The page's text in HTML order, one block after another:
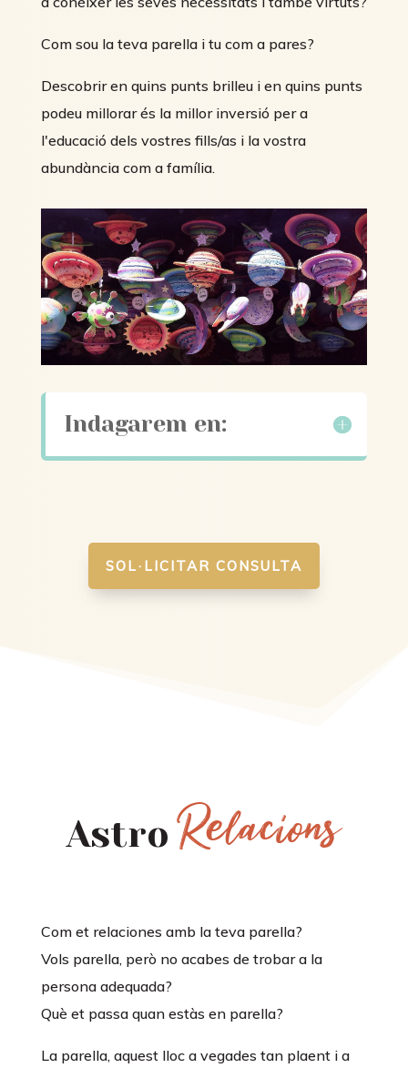
Com sou la teva parella i tu com a pares?
Descobrir en quins punts brilleu i en quins punts
podeu millorar és la millor inversió per a
l'educació dels vostres fills/as i la vostra
abundància com a família.
Indagarem en:
SOL·LICITAR CONSULTA
Astro Relacions
Com et relaciones amb la teva parella?
Vols parella, però no acabes de trobar a la
persona adequada?
Què et passa quan estàs en parella?
La parella, aquest lloc a vegades tan plaent i a